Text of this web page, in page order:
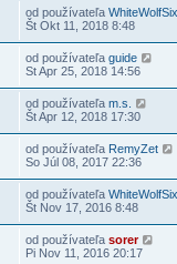
od používateľa WhiteWolfSix
Št Okt 11, 2018 8:48
od používateľa guide
St Apr 25, 2018 14:56
od používateľa m.s.
Št Apr 12, 2018 17:30
od používateľa RemyZet
So Júl 08, 2017 22:36
od používateľa WhiteWolfSix
Št Nov 17, 2016 8:48
od používateľa sorer
Pi Nov 11, 2016 20:17